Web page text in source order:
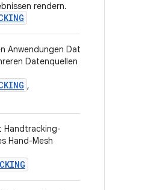
rendern.
Anwendungen Daten
Datenquellen
,
Handtracking-
Hand-Mesh